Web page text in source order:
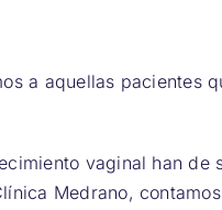
a aquellas pacientes
vaginal han de
Medrano,